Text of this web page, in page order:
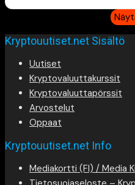
Kryptouutiset.net Sisältö
Uutiset
Kryptovaluuttakurssit
Kryptovaluuttapörssit
Arvostelut
Oppaat
Kryptouutiset.net Info
Mediakortti (FI) / Media